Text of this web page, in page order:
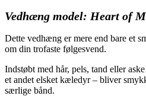
Vedhæng model: Heart of
Dette vedhæng er mere end bare et
om din trofaste følgesvend.
Indstøbt med hår, pels, tand eller
et andet elsket kæledyr – bliver
særlige bånd.